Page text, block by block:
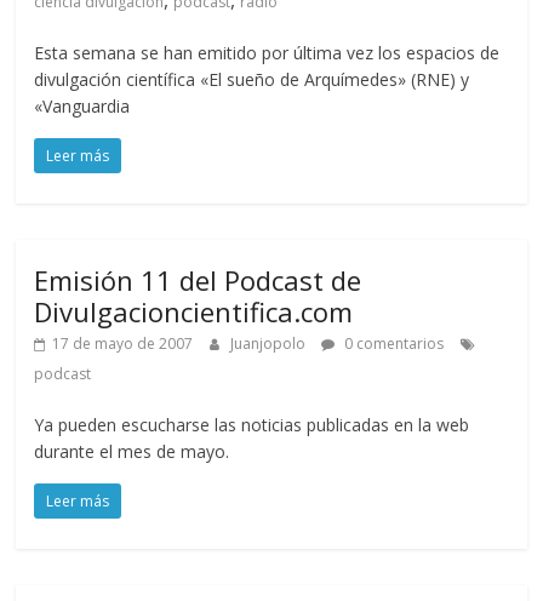
Esta semana se han emitido por última vez los espacios de
divulgación científica «El sueño de Arquímedes» (RNE) y
«Vanguardia
Leer más
Emisión 11 del Podcast de
Divulgacioncientifica.com
17 de mayo de 2007 Juanjopolo
0 comentarios
podcast
Ya pueden escucharse las noticias publicadas en la web
durante el mes de mayo.
Leer más